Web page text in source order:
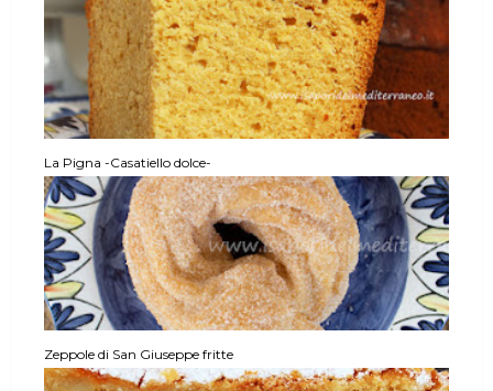
La Pigna -Casatiello dolce-
Zeppole di San Giuseppe fritte